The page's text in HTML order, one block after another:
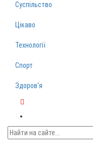
Суспільство
Цікаво
Технології
Спорт
Здоров‘я